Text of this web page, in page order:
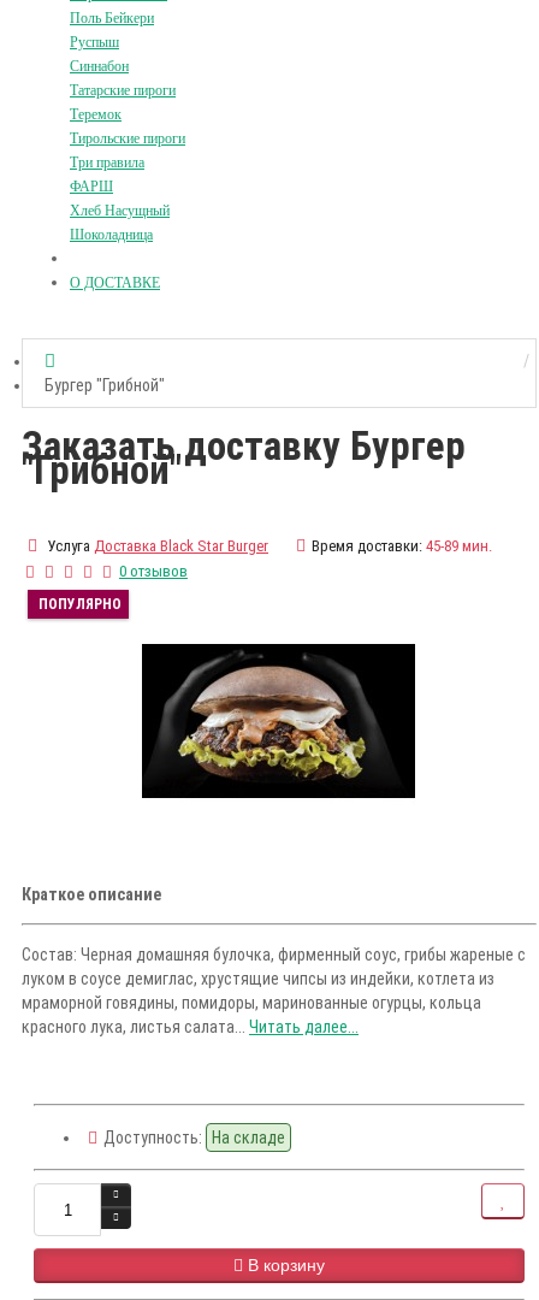
Поль Бейкери
Руспыш
Синнабон
Татарские пироги
Теремок
Тирольские пироги
Три правила
ФАРШ
Хлеб Насущный
Шоколадница
О ДОСТАВКЕ
Бургер "Грибной"
Заказать доставку Бургер
"Грибной"
Услуга Доставка Black Star Burger Время доставки: 45-89 мин.
0 отзывов
ПОПУЛЯРНО
Краткое описание
Состав: Черная домашняя булочка, фирменный соус, грибы жареные с
луком в соусе демиглас, хрустящие чипсы из индейки, котлета из
мраморной говядины, помидоры, маринованные огурцы, кольца
красного лука, листья салата... Читать далее...
Доступность: На складе
В корзину